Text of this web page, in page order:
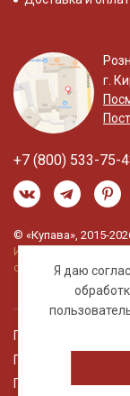
Я даю
г.
+7 (800) 533-75-
© «Купава», 2015-
Информация на
офертой.
Правовая
Политика